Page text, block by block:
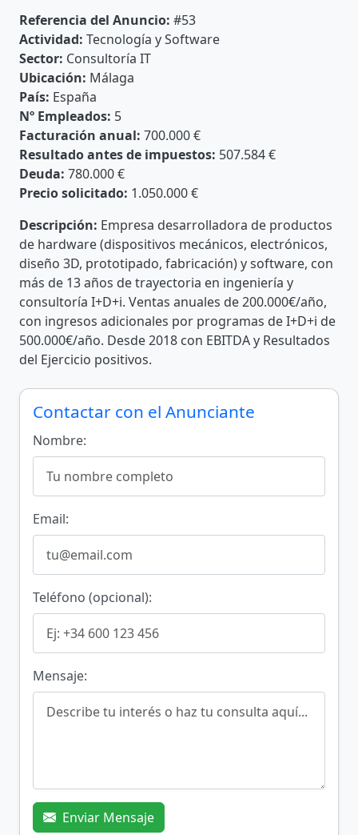
Referencia del Anuncio: #53
Actividad: Tecnología y Software
Sector: Consultoría IT
Ubicación: Málaga
País: España
Nº Empleados: 5
Facturación anual: 700.000 €
Resultado antes de impuestos: 507.584 €
Deuda: 780.000 €
Precio solicitado: 1.050.000 €
Descripción: Empresa desarrolladora de productos
de hardware (dispositivos mecánicos, electrónicos,
diseño 3D, prototipado, fabricación) y software, con
más de 13 años de trayectoria en ingeniería y
consultoría I+D+i. Ventas anuales de 200.000€/año,
con ingresos adicionales por programas de I+D+i de
500.000€/año. Desde 2018 con EBITDA y Resultados
del Ejercicio positivos.
Contactar con el Anunciante
Nombre:
Email:
Teléfono (opcional):
Mensaje:
Enviar Mensaje